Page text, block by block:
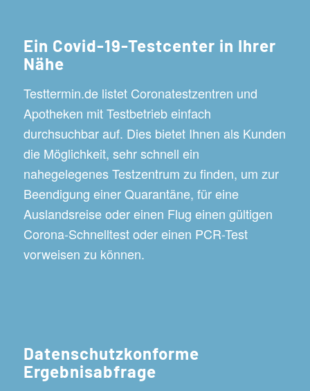
Ein Covid-19-Testcenter in Ihrer
Nähe
Testtermin.de listet Coronatestzentren und
Apotheken mit Testbetrieb einfach
durchsuchbar auf. Dies bietet Ihnen als Kunden
die Möglichkeit, sehr schnell ein
nahegelegenes Testzentrum zu finden, um zur
Beendigung einer Quarantäne, für eine
Auslandsreise oder einen Flug einen gültigen
Corona-Schnelltest oder einen PCR-Test
vorweisen zu können.
Datenschutzkonforme
Ergebnisabfrage